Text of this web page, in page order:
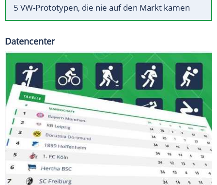
5 VW-Prototypen, die nie auf den Markt kamen
Datencenter